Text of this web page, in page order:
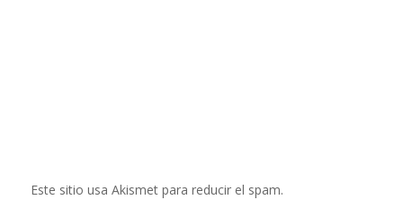
Este sitio usa Akismet para reducir el spam.